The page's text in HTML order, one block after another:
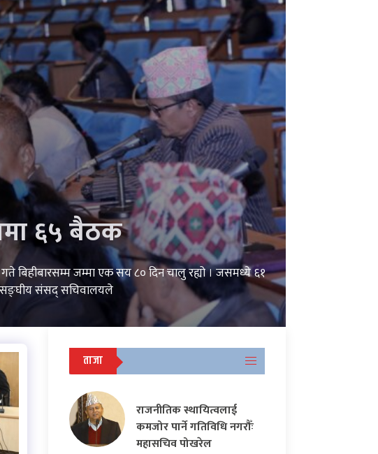
६५ बैठक
बिहीबारसम्म जम्मा एक सय ८० दिन चालु रह्यो । जसमध्ये ६१
सङ्घीय संसद् सचिवालयले
ताजा
राजनीतिक स्थायित्वलाई
कमजोर पार्ने गतिविधि नगरौँः
महासचिव पोखरेल